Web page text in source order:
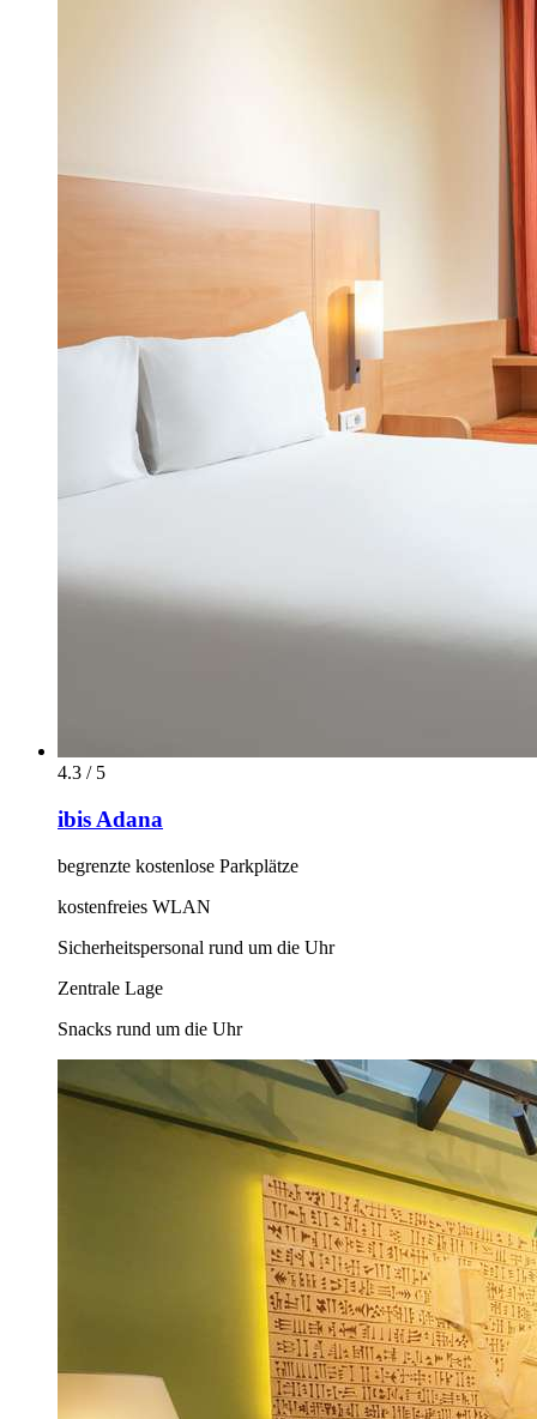
4.3 / 5
ibis Adana
begrenzte kostenlose Parkplätze
kostenfreies WLAN
Sicherheitspersonal rund um die Uhr
Zentrale Lage
Snacks rund um die Uhr